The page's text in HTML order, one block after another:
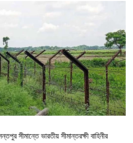
সীমান্তে ভারতীয় সীমান্তরক্ষী বাহিনীর